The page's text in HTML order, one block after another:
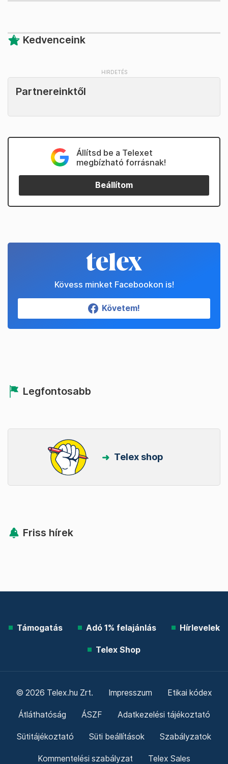
Kedvenceink
Partnereinktől
Állítsd be a Telexet
megbízható forrásnak!
Beállítom
Kövess minket Facebookon is!
Követem!
Legfontosabb
Telex shop
Friss hírek
Támogatás Adó 1% felajánlás Hírlevelek
Telex Shop
© 2026 Telex.hu Zrt. Impresszum Etikai kódex
Átláthatóság ÁSZF Adatkezelési tájékoztató
Sütitájékoztató Süti beállítások Szabályzatok
Kommentelési szabályzat Telex Sales